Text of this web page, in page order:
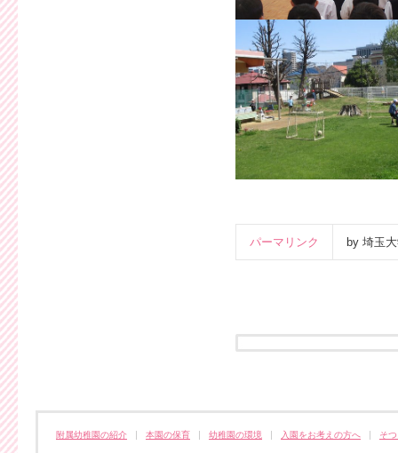
パーマリンク by 埼玉
附属幼稚園の紹介 本園の保育 幼稚園の環境 入園をお考えの方へ そ